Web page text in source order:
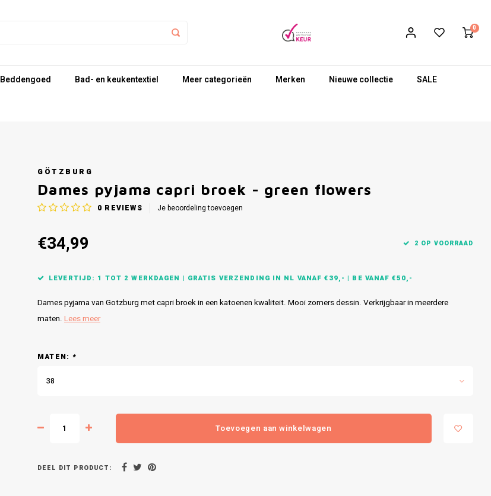
0
Beddengoed Bad- en keukentextiel Meer categorieën Merken Nieuwe collectie SALE
GÖTZBURG
Dames pyjama capri broek - green flowers
0 REVIEWS Je beoordeling toevoegen
€34,99 2 OP VOORRAAD
LEVERTIJD: 1 TOT 2 WERKDAGEN | GRATIS VERZENDING IN NL VANAF €39,- | BE VANAF €50,-
Dames pyjama van Gotzburg met capri broek in een katoenen kwaliteit. Mooi zomers dessin. Verkrijgbaar in meerdere
maten. Lees meer
MATEN: *
38
Toevoegen aan winkelwagen
DEEL DIT PRODUCT: